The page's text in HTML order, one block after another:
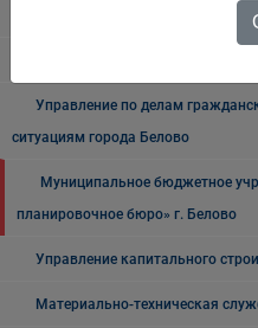
Администрации Беловского
Управление по делам
ситуациям города Белово
Муниципальное бюджетное
планировочное бюро» г. Белово
Управление капитального
Материально-техническая